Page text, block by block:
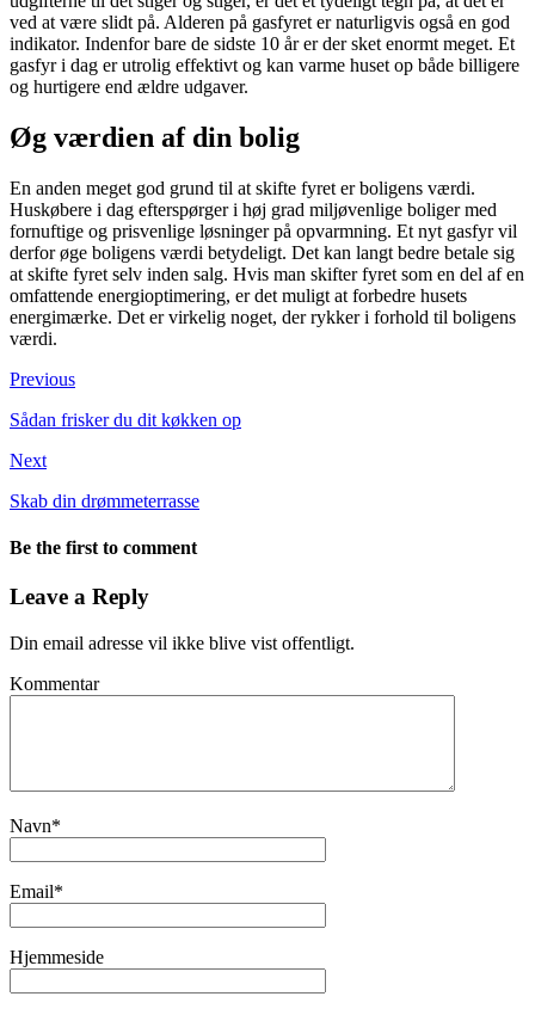
ved at være slidt på. Alderen på gasfyret er naturligvis også en god
indikator. Indenfor bare de sidste 10 år er der sket enormt meget. Et
gasfyr i dag er utrolig effektivt og kan varme huset op både billigere
og hurtigere end ældre udgaver.
Øg værdien af din bolig
En anden meget god grund til at skifte fyret er boligens værdi.
Huskøbere i dag efterspørger i høj grad miljøvenlige boliger med
fornuftige og prisvenlige løsninger på opvarmning. Et nyt gasfyr vil
derfor øge boligens værdi betydeligt. Det kan langt bedre betale sig
at skifte fyret selv inden salg. Hvis man skifter fyret som en del af en
omfattende energioptimering, er det muligt at forbedre husets
energimærke. Det er virkelig noget, der rykker i forhold til boligens
værdi.
Previous
Sådan frisker du dit køkken op
Next
Skab din drømmeterrasse
Be the first to comment
Leave a Reply
Din email adresse vil ikke blive vist offentligt.
Kommentar
Navn*
Email*
Hjemmeside